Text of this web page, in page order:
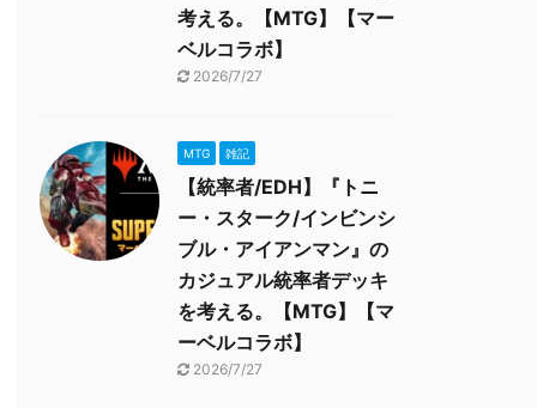
考える。【MTG】【マー
ベルコラボ】
2026/7/27
MTG 雑記
【統率者/EDH】『トニ
ー・スターク/インビンシ
ブル・アイアンマン』の
カジュアル統率者デッキ
を考える。【MTG】【マ
ーベルコラボ】
2026/7/27